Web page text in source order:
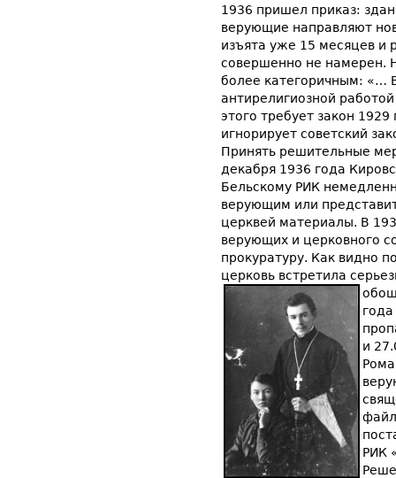
1936 пришел приказ:
верующие направляют
изъята уже 15 месяцев и
совершенно не намерен.
более категоричным: «…
антирелигиозной
этого требует закон
игнорирует советский
Принять решительные
декабря 1936 года
Бельскому РИК
верующим или
церквей материалы. В
верующих и церковного
прокуратуру. Как видно
церковь встретила
и
РИК